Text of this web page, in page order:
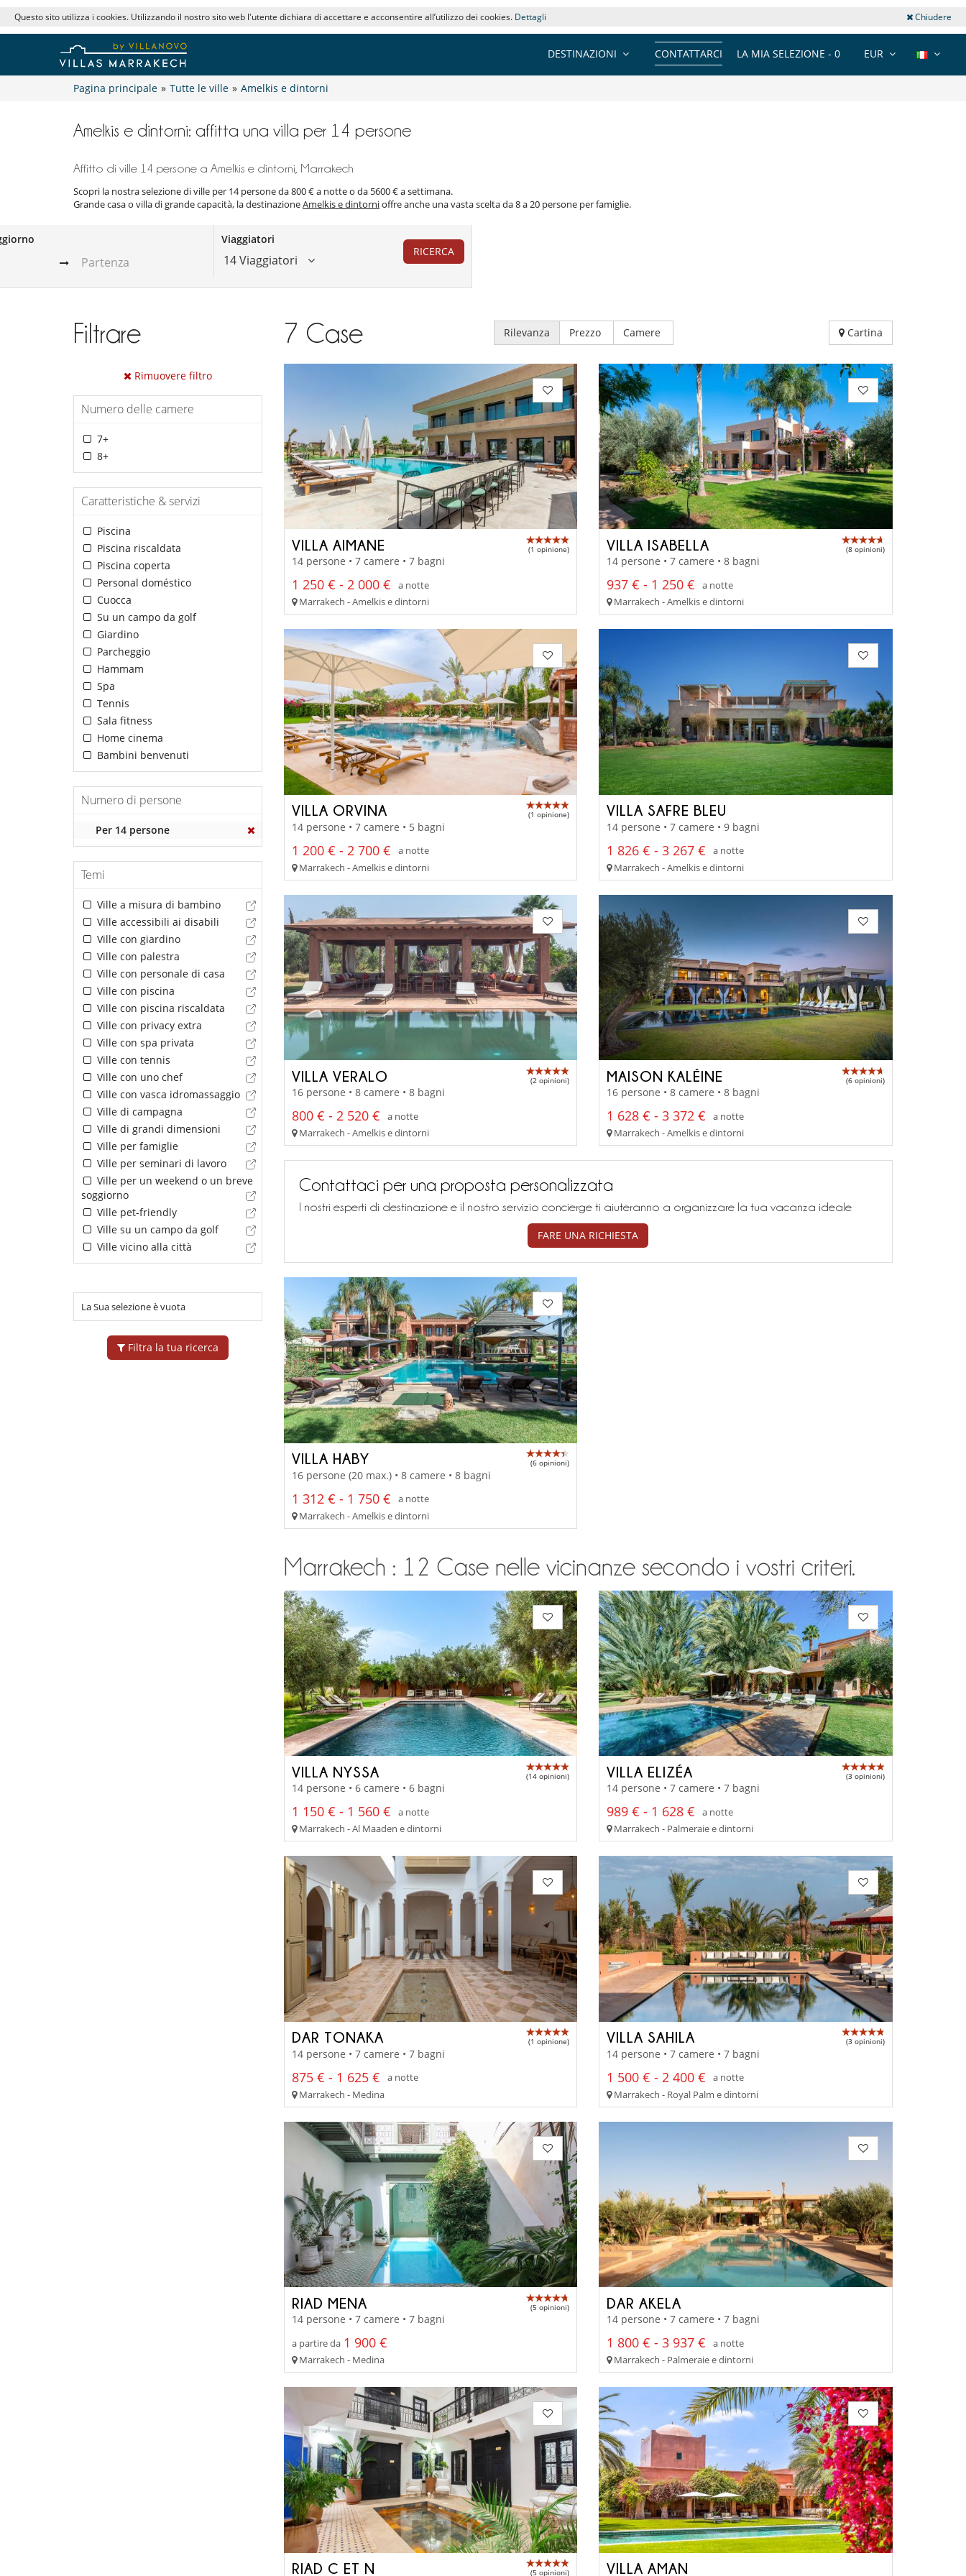
Questo sito utilizza i cookies. Utilizzando il nostro sito web l'utente dichiara di accettare e acconsentire all’utilizzo dei cookies. Dettagli Chiudere
EUR
LA MIA SELEZIONE - 0
CONTATTARCI
DESTINAZIONI
Pagina principale » Tutte le ville » Amelkis e dintorni
Amelkis e dintorni: affitta una villa per 14 persone
Affitto di ville 14 persone a Amelkis e dintorni, Marrakech
Scopri la nostra selezione di ville per 14 persone da 800 € a notte o da 5600 € a settimana.
Grande casa o villa di grande capacità, la destinazioneAmelkis e dintornioffre anche una vasta scelta da 8 a 20 persone per famiglie.
Viaggiatori
14 Viaggiatori
RICERCA
Filtrare
Rimuovere filtro
Numero delle camere
7+
8+
Caratteristiche & servizi
Piscina
Piscina riscaldata
Piscina coperta
Personal doméstico
Cuocca
Su un campo da golf
Giardino
Parcheggio
Hammam
Spa
Tennis
Sala fitness
Home cinema
Bambini benvenuti
Numero di persone
Per 14 persone
Temi
Ville a misura di bambino
Ville accessibili ai disabili
Ville con giardino
Ville con palestra
Ville con personale di casa
Ville con piscina
Ville con piscina riscaldata
Ville con privacy extra
Ville con spa privata
Ville con tennis
Ville con uno chef
Ville con vasca idromassaggio
Ville di campagna
Ville di grandi dimensioni
Ville per famiglie
Ville per seminari di lavoro
Ville per un weekend o un breve
soggiorno
Ville pet-friendly
Ville su un campo da golf
Ville vicino alla città
La Sua selezione è vuota
Filtra la tua ricerca
7 Case Rilevanza Prezzo Camere Cartina
VILLA AIMANE (1 opinione)
14 persone • 7 camere • 7 bagni
1 250 € - 2 000 €
a notte
Marrakech - Amelkis e dintorni
VILLA ISABELLA (8 opinioni)
14 persone • 7 camere • 8 bagni
937 € - 1 250 €
a notte
Marrakech - Amelkis e dintorni
VILLA ORVINA (1 opinione)
14 persone • 7 camere • 5 bagni
1 200 € - 2 700 €
a notte
Marrakech - Amelkis e dintorni
VILLA SAFRE BLEU
14 persone • 7 camere • 9 bagni
1 826 € - 3 267 €
a notte
Marrakech - Amelkis e dintorni
VILLA VERALO (2 opinioni)
16 persone • 8 camere • 8 bagni
800 € - 2 520 €
a notte
Marrakech - Amelkis e dintorni
MAISON KALÉINE (6 opinioni)
16 persone • 8 camere • 8 bagni
1 628 € - 3 372 €
a notte
Marrakech - Amelkis e dintorni
Contattaci per una proposta personalizzata
I nostri esperti di destinazione e il nostro servizio concierge ti aiuteranno a organizzare la tua vacanza ideale
FARE UNA RICHIESTA
VILLA HABY (6 opinioni)
16 persone (20 max.) • 8 camere • 8 bagni
1 312 € - 1 750 €
a notte
Marrakech - Amelkis e dintorni
Marrakech : 12 Case nelle vicinanze secondo i vostri criteri.
VILLA NYSSA (14 opinioni)
14 persone • 6 camere • 6 bagni
1 150 € - 1 560 €
a notte
Marrakech - Al Maaden e dintorni
VILLA ELIZÉA (3 opinioni)
14 persone • 7 camere • 7 bagni
989 € - 1 628 €
a notte
Marrakech - Palmeraie e dintorni
DAR TONAKA (1 opinione)
14 persone • 7 camere • 7 bagni
875 € - 1 625 €
a notte
Marrakech - Medina
VILLA SAHILA (3 opinioni)
14 persone • 7 camere • 7 bagni
1 500 € - 2 400 €
a notte
Marrakech - Royal Palm e dintorni
RIAD MENA (5 opinioni)
14 persone • 7 camere • 7 bagni
a partire da 1 900 €
Marrakech - Medina
DAR AKELA
14 persone • 7 camere • 7 bagni
1 800 € - 3 937 €
a notte
Marrakech - Palmeraie e dintorni
RIAD C ET N (5 opinioni) VILLA AMAN